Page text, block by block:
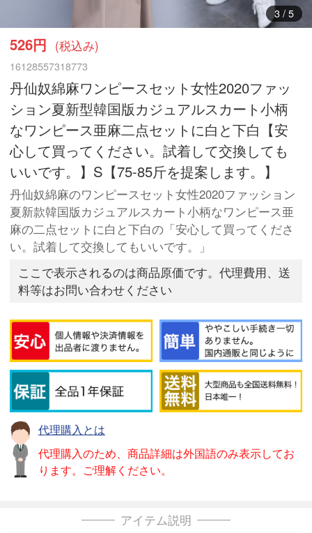
4/ 5
526円 (税込み)
16128557318773
丹仙奴綿麻ワンピースセット女性2020ファッ
ション夏新型韓国版カジュアルスカート小柄
なワンピース亜麻二点セットに白と下白【安
心して買ってください。試着して交換しても
いいです。】S【75-85斤を提案します。】
丹仙奴綿麻のワンピースセット女性2020ファッション
夏新款韓国版カジュアルスカート小柄なワンピース亜
麻の二点セットに白と下白の「安心して買ってくださ
い。試着して交換してもいいです。」
ここで表示されるのは商品原価です。代理費用、送
料等はお問い合わせください
代理購入とは
代理購入のため、商品詳細は外国語のみ表示してお
ります。ご理解ください。
アイテム説明